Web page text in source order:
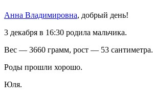
Анна Владимировна, добрый день!
3 декабря в 16:30 родила мальчика.
Вес — 3660 грамм, рост — 53 сантиметра.
Роды прошли хорошо.
Юля.